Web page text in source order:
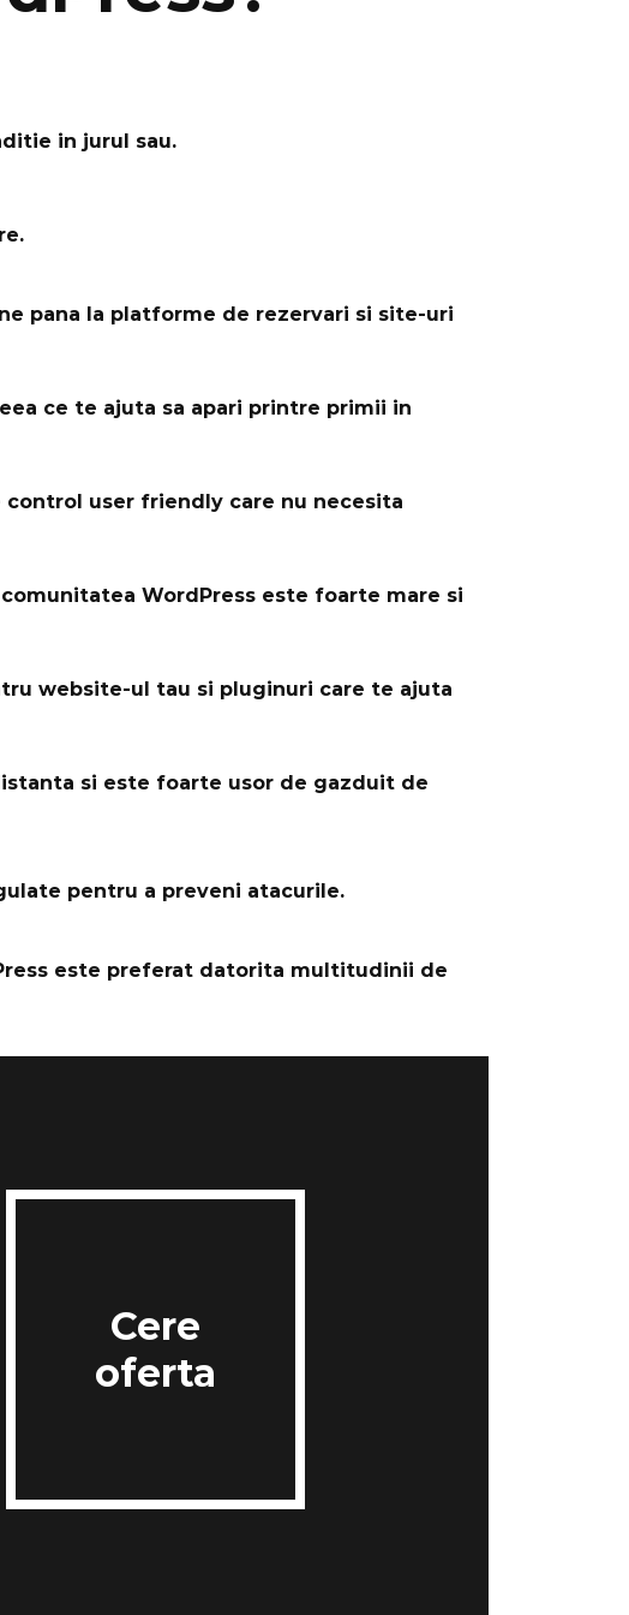
in jurul sau.
pana la platforme de rezervari si site-uri
ce te ajuta sa apari printre primii in
user friendly care nu necesita
WordPress este foarte mare si
website-ul tau si pluginuri care te ajuta
si este foarte usor de gazduit de
pentru a preveni atacurile.
este preferat datorita multitudinii de
Cere
oferta